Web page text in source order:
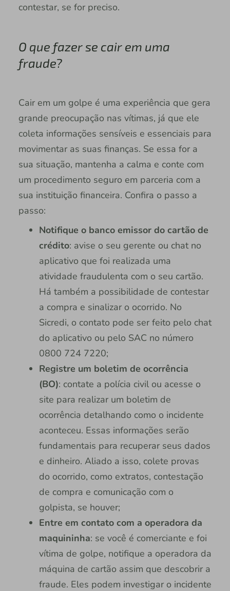
contestar, se for preciso.
O que fazer se cair em uma
fraude?
Cair em um golpe é uma experiência que gera
grande preocupação nas vítimas, já que ele
coleta informações sensíveis e essenciais para
movimentar as suas finanças. Se essa for a
sua situação, mantenha a calma e conte com
um procedimento seguro em parceria com a
sua instituição financeira. Confira o passo a
passo:
Notifique o banco emissor do cartão de
crédito: avise o seu gerente ou chat no
aplicativo que foi realizada uma
atividade fraudulenta com o seu cartão.
Há também a possibilidade de contestar
a compra e sinalizar o ocorrido. No
Sicredi, o contato pode ser feito pelo chat
do aplicativo ou pelo SAC no número
0800 724 7220;
Registre um boletim de ocorrência
(BO): contate a polícia civil ou acesse o
site para realizar um boletim de
ocorrência detalhando como o incidente
aconteceu. Essas informações serão
fundamentais para recuperar seus dados
e dinheiro. Aliado a isso, colete provas
do ocorrido, como extratos, contestação
de compra e comunicação com o
golpista, se houver;
Entre em contato com a operadora da
maquininha: se você é comerciante e foi
vítima de golpe, notifique a operadora da
máquina de cartão assim que descobrir a
fraude. Eles podem investigar o incidente